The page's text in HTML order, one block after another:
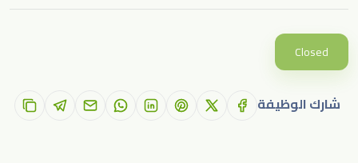
Closed
شارك الوظيفة